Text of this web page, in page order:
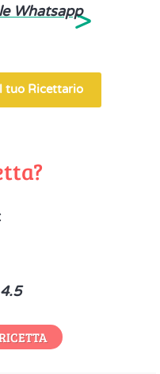
Whatsapp>
tuo Ricettario
4.5